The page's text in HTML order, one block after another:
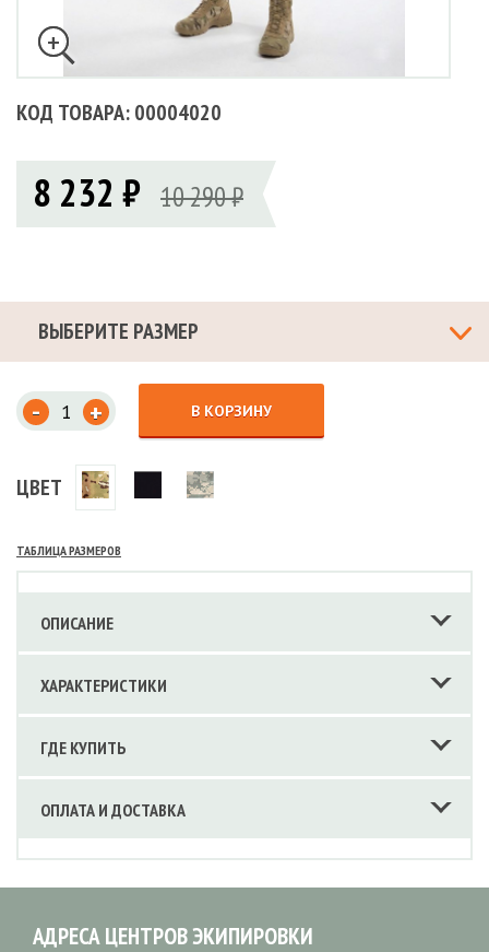
КОД ТОВАРА: 00004020
8 232 ₽ 10 290 ₽
ВЫБЕРИТЕ РАЗМЕР
- + В КОРЗИНУ
ЦВЕТ
ТАБЛИЦА РАЗМЕРОВ
ОПИСАНИЕ
ХАРАКТЕРИСТИКИ
ГДЕ КУПИТЬ
ОПЛАТА И ДОСТАВКА
АДРЕСА ЦЕНТРОВ ЭКИПИРОВКИ